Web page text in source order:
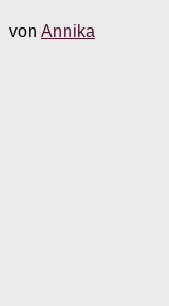
von Annika